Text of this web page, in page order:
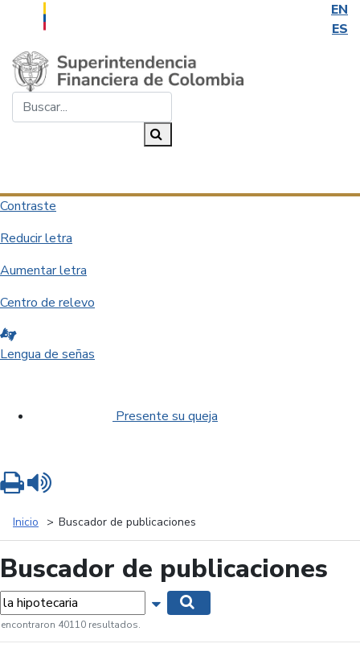
EN
ES
Saltar al contenido principal
Contraste
Reducir letra
Aumentar letra
Centro de relevo
Lengua de señas
Presente su queja
Inicio Buscador de publicaciones
Buscador de publicaciones
Mostrar opciones de búsqueda
encontraron 40110 resultados.
Imprimir